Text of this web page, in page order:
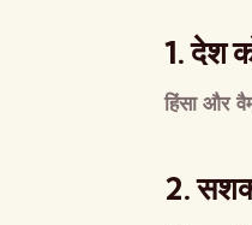
1.देश
हिंसा और
2.